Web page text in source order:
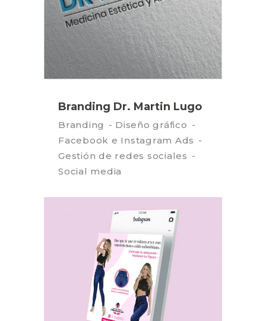
Branding Dr. Martin Lugo
Branding
Diseño gráfico
Facebook e Instagram Ads
Gestión de redes sociales
Social media